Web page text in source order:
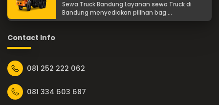
Sewa Truck Bandung Layanan sewa Truck di
Bandung menyediakan pilihan bag ...
Contact Info
081 252 222 062
081 334 603 687